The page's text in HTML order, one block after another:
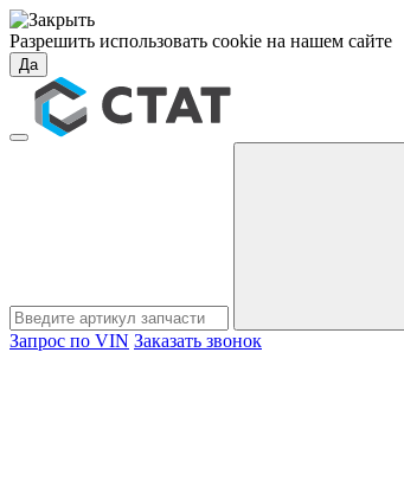
Разрешить использовать cookie на нашем сайте
Да
Запрос по VIN Заказать звонок